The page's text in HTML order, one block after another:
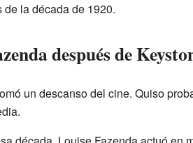
la década de 1920.
después de
un descanso del cine. Quiso